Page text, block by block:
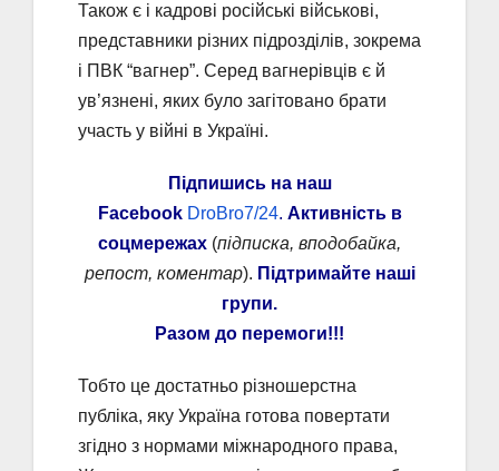
Також є і кадрові російські військові,
представники різних підрозділів, зокрема
і ПВК “вагнер”. Серед вагнерівців є й
ув’язнені, яких було загітовано брати
участь у війні в Україні.
Підпишись на наш
Facebook DroBro7/24. Активність в
соцмережах (підписка, вподобайка,
репост, коментар). Підтримайте наші
групи.
Разом до перемоги!!!
Тобто це достатньо різношерстна
публіка, яку Україна готова повертати
згідно з нормами міжнародного права,